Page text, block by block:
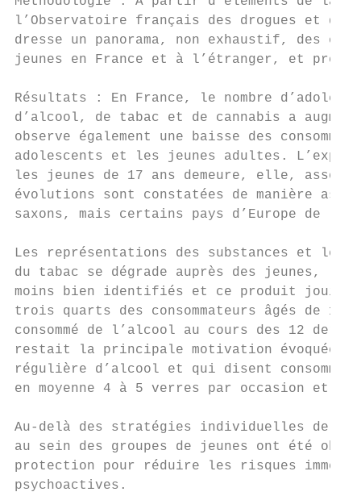
l’Observatoire français des drogues et
dresse un panorama, non exhaustif, des
jeunes en France et à l’étranger, et
Résultats : En France, le nombre
d’alcool, de tabac et de cannabis a
observe également une baisse des
adolescents et les jeunes adultes.
les jeunes de 17 ans demeure, elle, assez
évolutions sont constatées de manière
saxons, mais certains pays d’Europe de
Les représentations des substances et
du tabac se dégrade auprès des jeunes, les
moins bien identifiés et ce produit jouit
trois quarts des consommateurs âgés de
consommé de l’alcool au cours des 12
restait la principale motivation évoquée
régulière d’alcool et qui disent
en moyenne 4 à 5 verres par occasion et
Au-delà des stratégies individuelles de
au sein des groupes de jeunes ont été
protection pour réduire les risques
psychoactives.